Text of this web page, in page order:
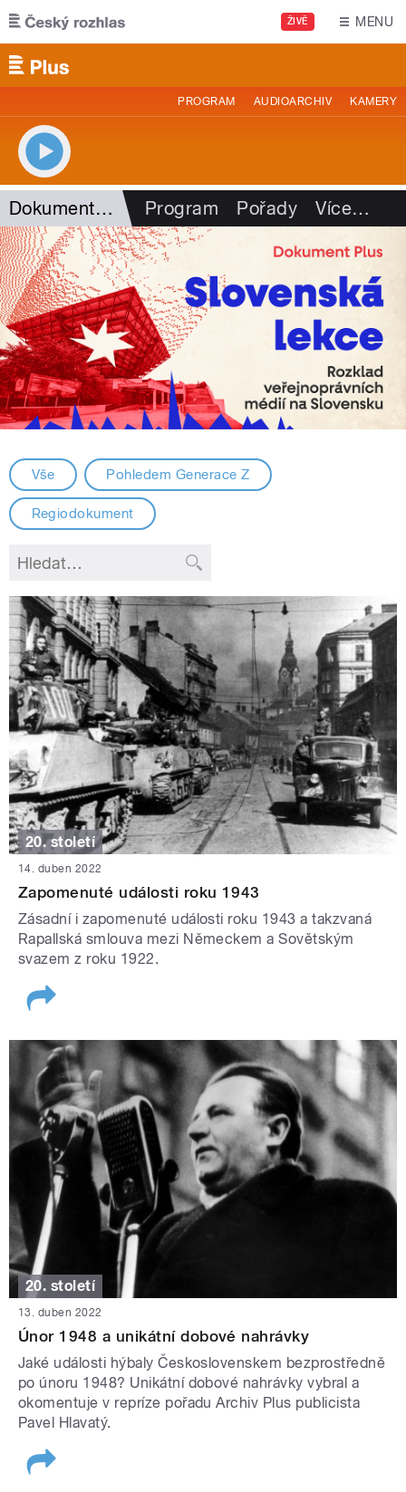
Přejít k hlavnímu obsahu
ŽIVĚ MENU
PROGRAM AUDIOARCHIV KAMERY
Dokument Plus Program Pořady Více…
Vše Pohledem Generace Z
Regiodokument
20. století
14. duben 2022
Zapomenuté události roku 1943
Zásadní i zapomenuté události roku 1943 a takzvaná
Rapallská smlouva mezi Německem a Sovětským
svazem z roku 1922.
20. století
13. duben 2022
Únor 1948 a unikátní dobové nahrávky
Jaké události hýbaly Československem bezprostředně
po únoru 1948? Unikátní dobové nahrávky vybral a
okomentuje v repríze pořadu Archiv Plus publicista
Pavel Hlavatý.